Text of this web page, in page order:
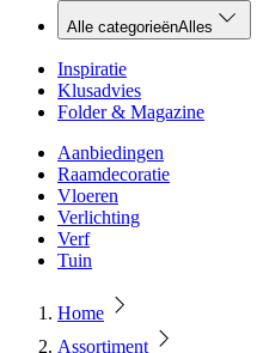
Alle categorieënAlles
Inspiratie
Klusadvies
Folder & Magazine
Aanbiedingen
Raamdecoratie
Vloeren
Verlichting
Verf
Tuin
Home
Assortiment